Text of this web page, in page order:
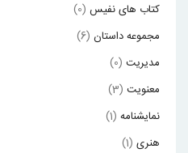
کتاب های نفیس (0)
مجموعه داستان (6)
مدیریت (0)
معنویت (3)
نمایشنامه (1)
هنری (1)